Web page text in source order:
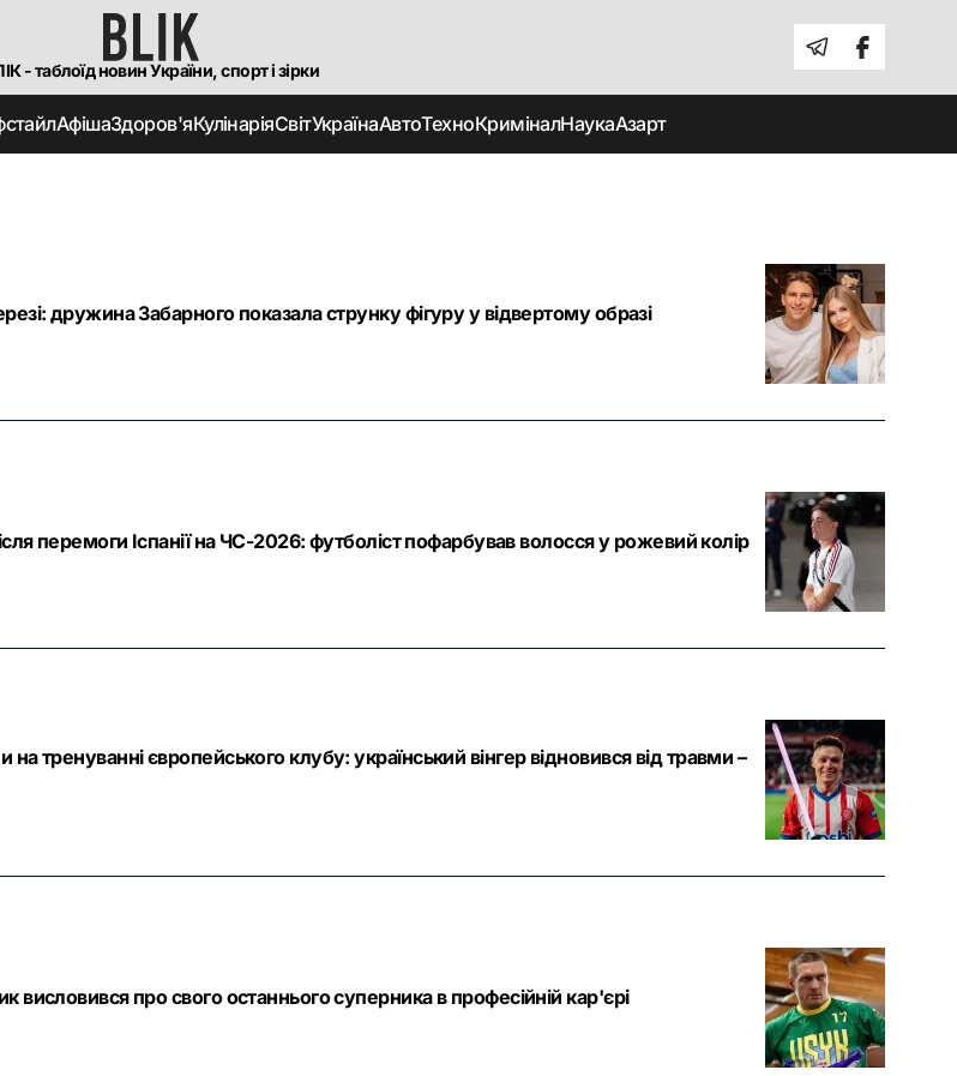
- таблоїд новин України, спорт і зірки
АфішаЗдоров'яКулінаріяСвітУкраїнаАвтоТехноКриміналНаукаАзарт
дружина Забарного показала струнку фігуру у відвертому образі
перемоги Іспанії на ЧС-2026: футболіст пофарбував волосся у рожевий колір
на тренуванні європейського клубу: український вінгер відновився від травми –
висловився про свого останнього суперника в професійній кар'єрі